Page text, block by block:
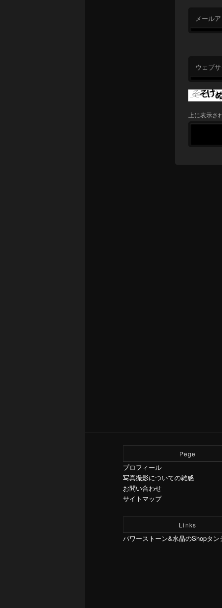
メール
ウェブ
上に表示さ
Pege
プロフィール
写真撮影についての雑感
お問い合わせ
サイトマップ
Links
パワーストーン&水晶のShopタン